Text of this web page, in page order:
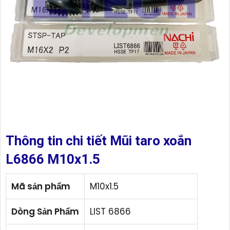
Thông tin chi tiết Mũi taro xoắn
L6866 M10x1.5
Mã sản phẩm M10x1.5
Dòng Sản Phẩm LIST 6866